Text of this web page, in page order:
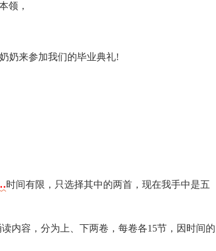
领，
奶来参加我们的毕业典礼!
时间有限，只选择其中的两首，现在我手中是五
内容，分为上、下两卷，每卷各15节，因时间的